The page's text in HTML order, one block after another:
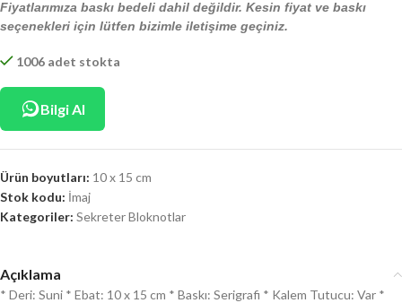
Fiyatlarımıza baskı bedeli dahil değildir. Kesin fiyat ve baskı
seçenekleri için lütfen bizimle iletişime geçiniz.
1006 adet stokta
Bilgi Al
Ürün boyutları: 10 x 15 cm
Stok kodu: İmaj
Kategoriler: Sekreter Bloknotlar
Açıklama
* Deri: Suni * Ebat: 10 x 15 cm * Baskı: Serigrafi * Kalem Tutucu: Var *